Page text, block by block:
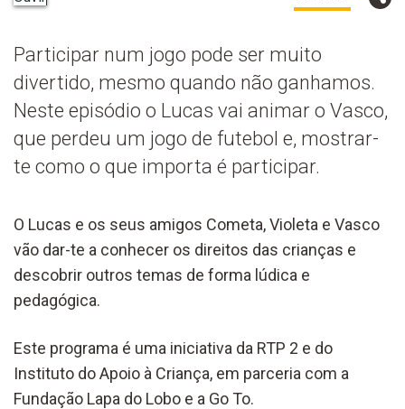
Participar num jogo pode ser muito
divertido, mesmo quando não ganhamos.
Neste episódio o Lucas vai animar o Vasco,
que perdeu um jogo de futebol e, mostrar-
te como o que importa é participar.
O Lucas e os seus amigos Cometa, Violeta e Vasco
vão dar-te a conhecer os direitos das crianças e
descobrir outros temas de forma lúdica e
pedagógica.
Este programa é uma iniciativa da RTP 2 e do
Instituto do Apoio à Criança, em parceria com a
Fundação Lapa do Lobo e a Go To.